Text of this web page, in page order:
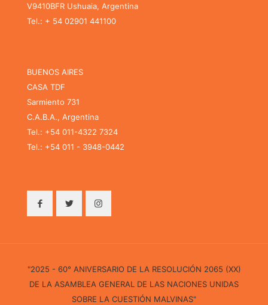
V9410BFR Ushuaia, Argentina
Tel.: + 54 02901 441100
BUENOS AIRES
CASA TDF
Sarmiento 731
C.A.B.A., Argentina
Tel.: +54 011-4322 7324
Tel.: +54 011 - 3948-0442
"2025 - 60° ANIVERSARIO DE LA RESOLUCIÓN 2065 (XX)
DE LA ASAMBLEA GENERAL DE LAS NACIONES UNIDAS
SOBRE LA CUESTIÓN MALVINAS"